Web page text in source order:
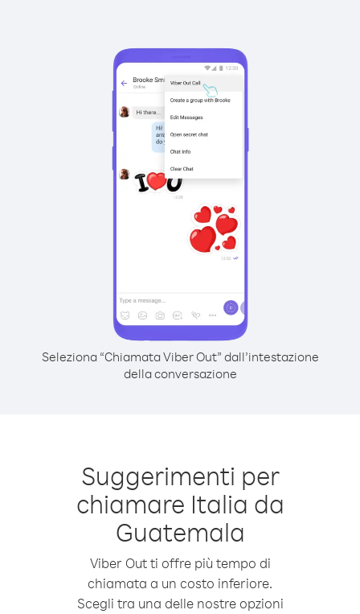
Seleziona “Chiamata Viber Out” dall’intestazione
della conversazione
Suggerimenti per
chiamare Italia da
Guatemala
Viber Out ti offre più tempo di
chiamata a un costo inferiore.
Scegli tra una delle nostre opzioni